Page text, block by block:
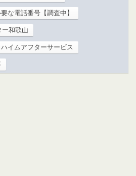
な電話番号【調査中】
ー和歌山
イムアフターサービス